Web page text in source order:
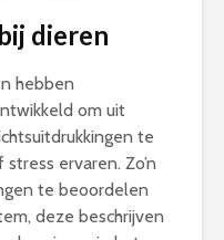
dieren
hebben
om uit
te
ervaren. Zo’n
te beoordelen
deze beschrijven